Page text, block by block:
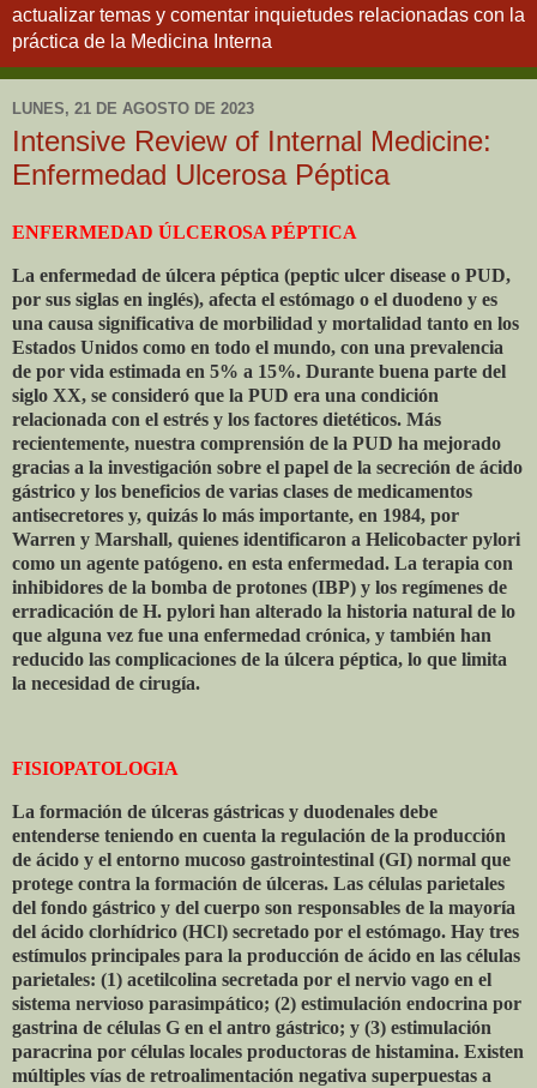
actualizar temas y comentar inquietudes relacionadas con la
práctica de la Medicina Interna
LUNES, 21 DE AGOSTO DE 2023
Intensive Review of Internal Medicine:
Enfermedad Ulcerosa Péptica
ENFERMEDAD ÚLCEROSA PÉPTICA
La enfermedad de úlcera péptica (peptic ulcer disease o PUD,
por sus siglas en inglés), afecta el estómago o el duodeno y es
una causa significativa de morbilidad y mortalidad tanto en los
Estados Unidos como en todo el mundo, con una prevalencia
de por vida estimada en 5% a 15%. Durante buena parte del
siglo XX, se consideró que la PUD era una condición
relacionada con el estrés y los factores dietéticos. Más
recientemente, nuestra comprensión de la PUD ha mejorado
gracias a la investigación sobre el papel de la secreción de ácido
gástrico y los beneficios de varias clases de medicamentos
antisecretores y, quizás lo más importante, en 1984, por
Warren y Marshall, quienes identificaron a Helicobacter pylori
como un agente patógeno. en esta enfermedad. La terapia con
inhibidores de la bomba de protones (IBP) y los regímenes de
erradicación de H. pylori han alterado la historia natural de lo
que alguna vez fue una enfermedad crónica, y también han
reducido las complicaciones de la úlcera péptica, lo que limita
la necesidad de cirugía.
FISIOPATOLOGIA
La formación de úlceras gástricas y duodenales debe
entenderse teniendo en cuenta la regulación de la producción
de ácido y el entorno mucoso gastrointestinal (GI) normal que
protege contra la formación de úlceras. Las células parietales
del fondo gástrico y del cuerpo son responsables de la mayoría
del ácido clorhídrico (HCl) secretado por el estómago. Hay tres
estímulos principales para la producción de ácido en las células
parietales: (1) acetilcolina secretada por el nervio vago en el
sistema nervioso parasimpático; (2) estimulación endocrina por
gastrina de células G en el antro gástrico; y (3) estimulación
paracrina por células locales productoras de histamina. Existen
múltiples vías de retroalimentación negativa superpuestas a